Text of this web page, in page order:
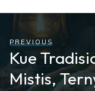
PREVIOUS
Kue
Mistis,